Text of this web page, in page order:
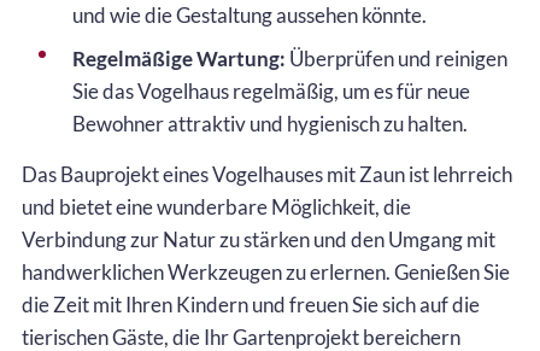
und wie die Gestaltung aussehen könnte.
Regelmäßige Wartung: Überprüfen und reinigen
Sie das Vogelhaus regelmäßig, um es für neue
Bewohner attraktiv und hygienisch zu halten.
Das Bauprojekt eines Vogelhauses mit Zaun ist lehrreich
und bietet eine wunderbare Möglichkeit, die
Verbindung zur Natur zu stärken und den Umgang mit
handwerklichen Werkzeugen zu erlernen. Genießen Sie
die Zeit mit Ihren Kindern und freuen Sie sich auf die
tierischen Gäste, die Ihr Gartenprojekt bereichern